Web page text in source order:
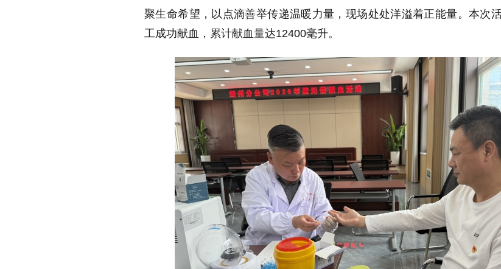
聚生命希望，以点滴善举传递温暖力量，现场处处洋溢着正能量。本次
工成功献血，累计献血量达12400毫升。